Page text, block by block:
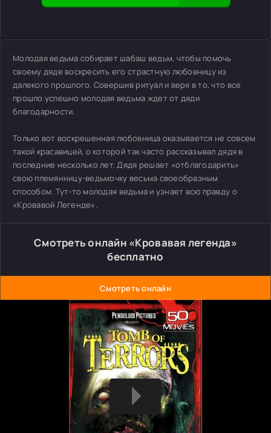
Молодая ведьма собирает шабаш ведьм, чтобы помочь
своему дяде воскресить его страстную любовницу из
далекого прошлого. Совершив ритуал и веря в то, что все
прошло успешно молодая ведьма ждет от дяди
благодарности.
Только вот воскрешенная любовница оказывается не совсем
такой красавицей, о которой так часто рассказывал дядя в
последние несколько лет. Дядя решает «отблагодарить»
свою племянницу-ведьмочку весьма своеобразным
способом. Тут-то молодая ведьма и узнает всю правду о
«Кровавой Легенде».
Смотреть онлайн «Кровавая легенда»
бесплатно
Смотреть онлайн